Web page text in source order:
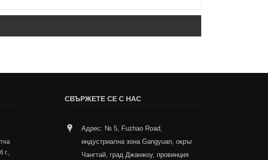
СВЪРЖЕТЕ СЕ С НАС
Адрес: № 5, Fuzhao Road,
индустриална зона Gangyuan, окръг
Чангтай, град Джанжоу, провинция
г.,
Съответствието като основа,
безопасността като приоритет - фолио
за топлинно запечатване, отпечатано